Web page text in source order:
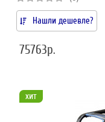
Нашли дешевле?
75763р.
хит